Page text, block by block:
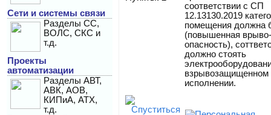
Сети и системы связи
Разделы СС,
ВОЛС, СКС и
т.д.
Проекты
автоматизации
Разделы АВТ,
АВК, АОВ,
КИПиА, АТХ,
т.д.
соответствии с СП
12.13130.2019
помещения должна
(повышенная
опасность),
должно стоять
взрывозащищенном
исполнении.